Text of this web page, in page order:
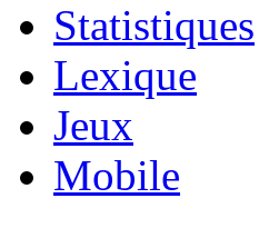
Statistiques
Lexique
Jeux
Mobile